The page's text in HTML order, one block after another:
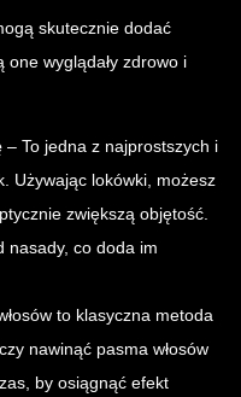
skutecznie dodać
one wyglądały zdrowo i
– To jedna z najprostszych i
Używając lokówki, możesz
zwiększą objętość.
nasady, co doda im
to klasyczna metoda
nawinąć pasma włosów
by osiągnąć efekt